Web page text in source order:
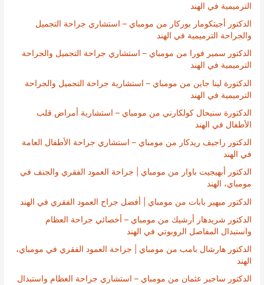
الترميمية في الهند
الدكتور أجيتكومار بوركار من مومباي – استشاري جراحة التجميل
والجراحة الترميمية في الهند
الدكتور سمير فورا من مومباي – استشاري جراحة التجميل والجراحة
الترميمية في الهند
الدكتورة لينا جاين من مومباي – استشارية جراحة التجميل والجراحة
الترميمية في الهند
الدكتورة سنيحال كولكارني من مومباي – استشارية أمراض قلب
الأطفال في الهند
الدكتور راجيف ريدكار من مومباي – استشاري جراحة الأطفال العامة
في الهند
الدكتور أبهيجيت باوار من مومباي | جراحة العمود الفقري والجنف في
مومباي، الهند
الدكتور ميهير بابات من مومباي | أفضل جراح العمود الفقري في الهند
الدكتور شريدهار أرشيك من مومباي – أخصائي جراحة العظام
واستبدال المفاصل الروبوتي في الهند
الدكتور هارشال بامب من مومباي | جراحة العمود الفقري في مومباي،
الهند
الدكتور ساجير عثمان من مومباي – استشاري جراحة العظام واستبدال